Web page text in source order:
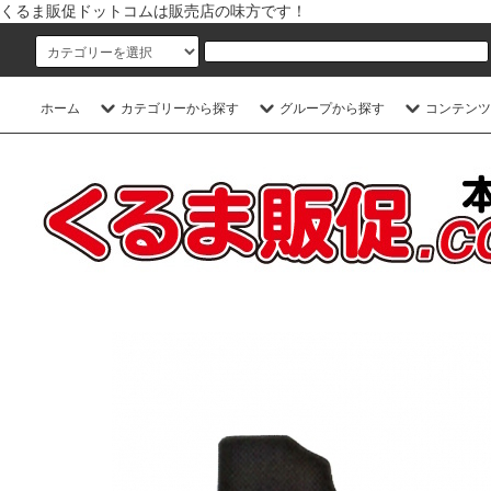
くるま販促ドットコムは販売店の味方です！
ホーム カテゴリーから探す グループから探す コンテン